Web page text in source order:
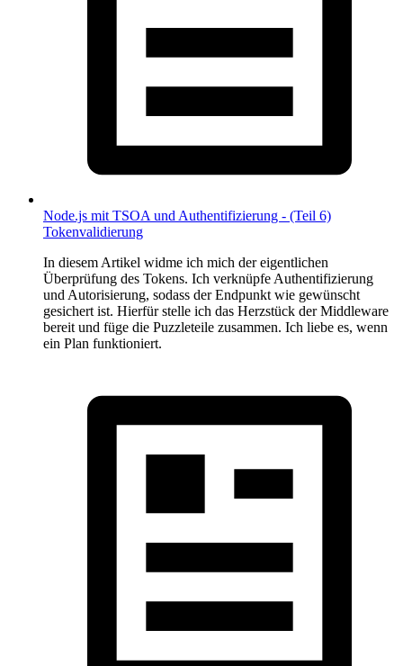
Node.js mit TSOA und Authentifizierung - (Teil 6)
Tokenvalidierung
In diesem Artikel widme ich mich der eigentlichen
Überprüfung des Tokens. Ich verknüpfe Authentifizierung
und Autorisierung, sodass der Endpunkt wie gewünscht
gesichert ist. Hierfür stelle ich das Herzstück der Middleware
bereit und füge die Puzzleteile zusammen. Ich liebe es, wenn
ein Plan funktioniert.